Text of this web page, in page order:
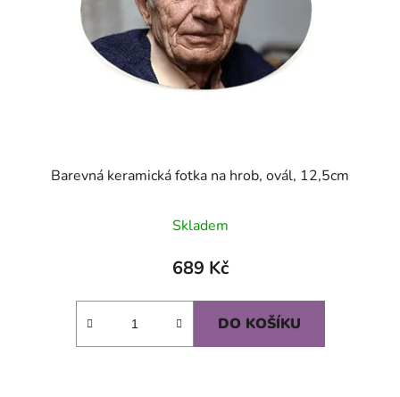
Barevná keramická fotka na hrob, ovál, 12,5cm
Skladem
689 Kč
DO KOŠÍKU